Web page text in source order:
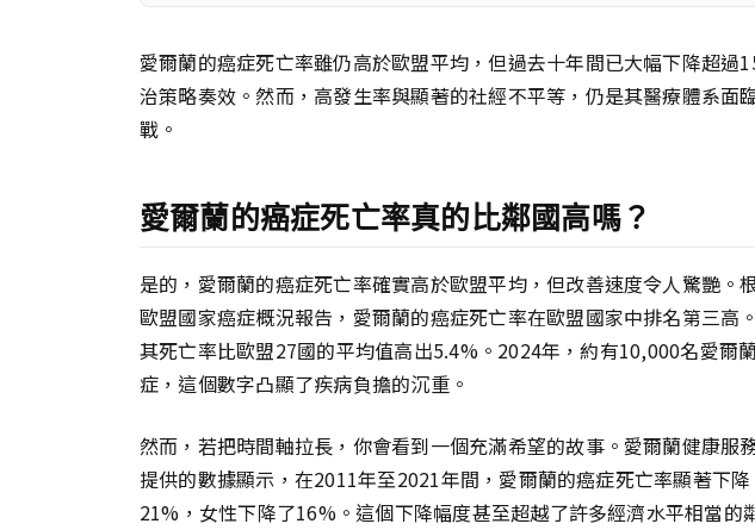
愛爾蘭的癌症死亡率雖仍高於歐盟平均，但過去十年間已大幅下降超過
治策略奏效。然而，高發生率與顯著的社經不平等，仍是其醫療體系面
戰。
愛爾蘭的癌症死亡率真的比鄰國高嗎？
是的，愛爾蘭的癌症死亡率確實高於歐盟平均，但改善速度令人驚艷。
歐盟國家癌症概況報告，愛爾蘭的癌症死亡率在歐盟國家中排名第三高
其死亡率比歐盟27國的平均值高出5.4%。2024年，約有10,000名愛爾
症，這個數字凸顯了疾病負擔的沉重。
然而，若把時間軸拉長，你會看到一個充滿希望的故事。愛爾蘭健康服務
提供的數據顯示，在2011年至2021年間，愛爾蘭的癌症死亡率顯著下
21%，女性下降了16%。這個下降幅度甚至超越了許多經濟水平相當的